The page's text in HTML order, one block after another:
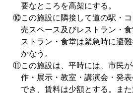
要なところを高架にする。
⑩この施設に隣接して道の駅・
売スペース及びレストラン・
ストラン・食堂は緊急時に避
かなう。
⑪この施設は、平時には、市民が
作・展示・教室・講演会・発
でき、賃料は少額とする。ま